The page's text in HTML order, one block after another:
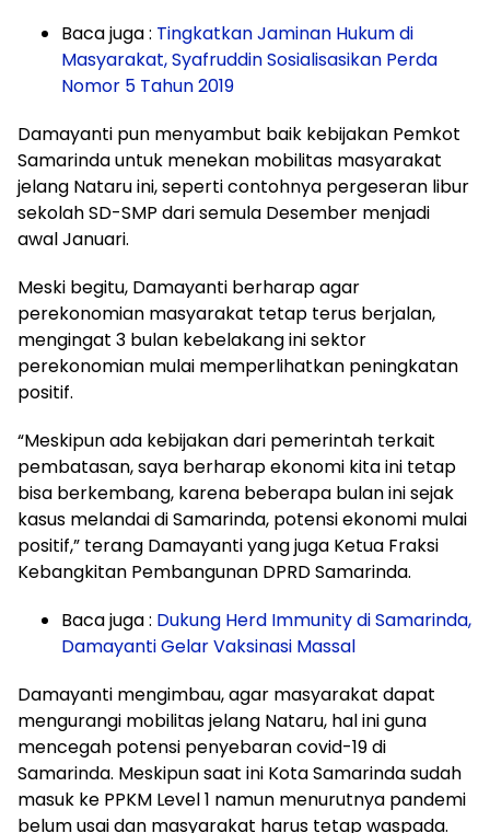
Baca juga : Tingkatkan Jaminan Hukum di
Masyarakat, Syafruddin Sosialisasikan Perda
Nomor 5 Tahun 2019
Damayanti pun menyambut baik kebijakan Pemkot
Samarinda untuk menekan mobilitas masyarakat
jelang Nataru ini, seperti contohnya pergeseran libur
sekolah SD-SMP dari semula Desember menjadi
awal Januari.
Meski begitu, Damayanti berharap agar
perekonomian masyarakat tetap terus berjalan,
mengingat 3 bulan kebelakang ini sektor
perekonomian mulai memperlihatkan peningkatan
positif.
“Meskipun ada kebijakan dari pemerintah terkait
pembatasan, saya berharap ekonomi kita ini tetap
bisa berkembang, karena beberapa bulan ini sejak
kasus melandai di Samarinda, potensi ekonomi mulai
positif,” terang Damayanti yang juga Ketua Fraksi
Kebangkitan Pembangunan DPRD Samarinda.
Baca juga : Dukung Herd Immunity di Samarinda,
Damayanti Gelar Vaksinasi Massal
Damayanti mengimbau, agar masyarakat dapat
mengurangi mobilitas jelang Nataru, hal ini guna
mencegah potensi penyebaran covid-19 di
Samarinda. Meskipun saat ini Kota Samarinda sudah
masuk ke PPKM Level 1 namun menurutnya pandemi
belum usai dan masyarakat harus tetap waspada.